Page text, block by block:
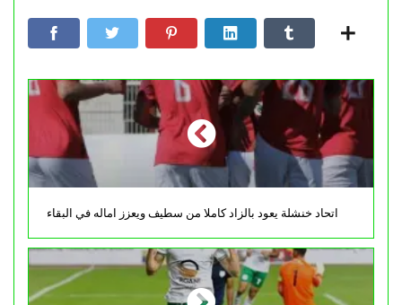
اتحاد خنشلة يعود بالزاد كاملا من سطيف ويعزز اماله في البقاء